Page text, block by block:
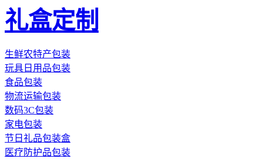
礼盒定制
生鲜农特产包装
玩具日用品包装
食品包装
物流运输包装
数码3C包装
家电包装
节日礼品包装盒
医疗防护品包装